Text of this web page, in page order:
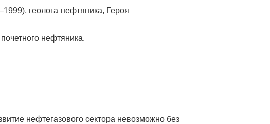
геолога-нефтяника, Героя
нефтяника.
нефтегазового сектора невозможно без